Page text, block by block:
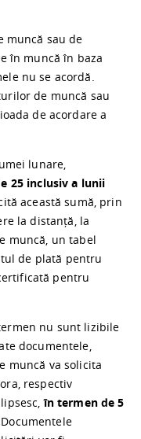
muncă sau de
în muncă în baza
nu se acordă.
de muncă sau
de acordare a
lunare,
25 inclusiv a lunii
această sumă, prin
la distanță, la
muncă, un tabel
de plată pentru
pentru
nu sunt lizibile
documentele,
muncă va solicita
respectiv
în termen de 5